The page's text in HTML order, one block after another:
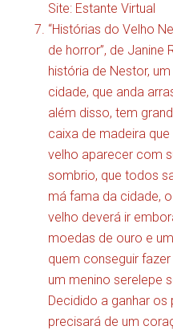
Site: Estante Virtual
“Histórias do Velho
de horror”, de Janine
história de Nestor,
cidade, que anda
além disso, tem
caixa de madeira
velho aparecer com
sombrio, que todos
má fama da cidade,
velho deverá ir
moedas de ouro e
quem conseguir
um menino serelepe
Decidido a ganhar
precisará de um